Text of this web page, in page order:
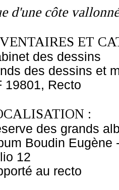
d'une côte
ET
des dessins
des dessins et
19801, Recto
:
des grands
Boudin Eugène
12
au recto